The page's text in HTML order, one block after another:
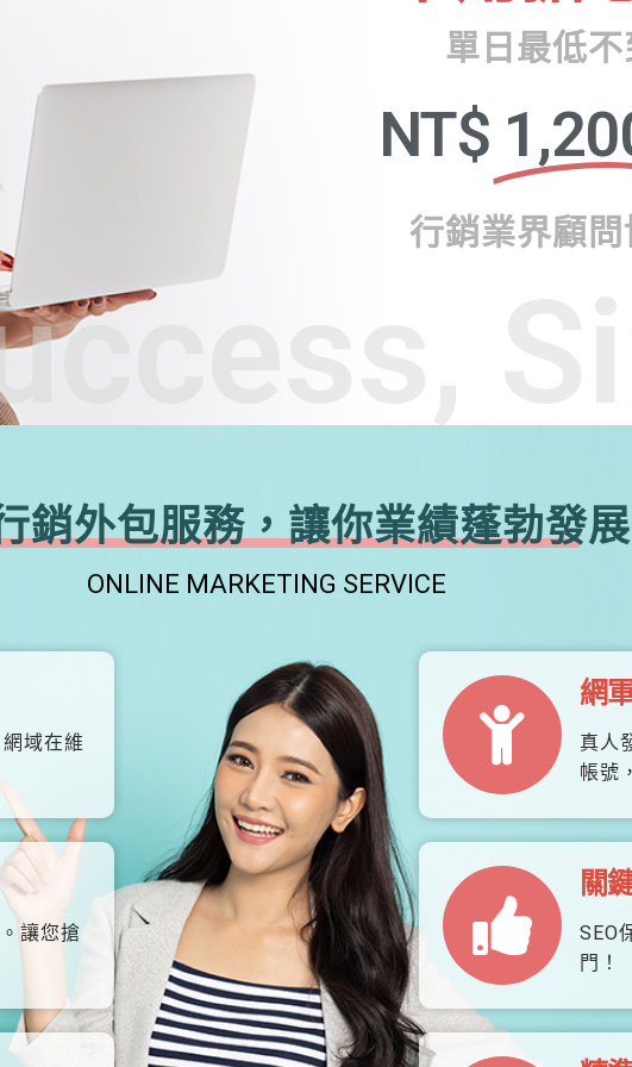
單日最低不
NT$
行銷業界顧問
銷外包服務，讓你業績蓬勃發展
ONLINE MARKETING SERVICE
域在維
讓您搶
網
真人
帳號
關
SEO
門！